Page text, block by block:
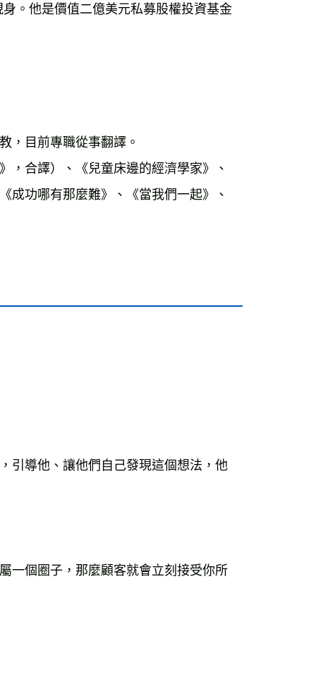
。他是價值二億美元私募股權投資基金
，目前專職從事翻譯。
，合譯）、《兒童床邊的經濟學家》、
成功哪有那麼難》、《當我們一起》、
引導他、讓他們自己發現這個想法，他
一個圈子，那麼顧客就會立刻接受你所